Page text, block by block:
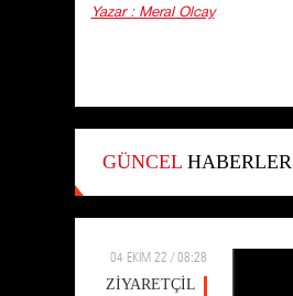
Yazar : Meral Olcay
GÜNCELHABERLER
04 EKİM 22 / 08:28
ZİYARETÇİL